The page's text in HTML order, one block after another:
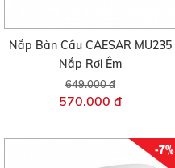
Nắp Bàn Cầu CAESAR MU235
Nắp Rơi Êm
649.000 đ
570.000 đ
-7%